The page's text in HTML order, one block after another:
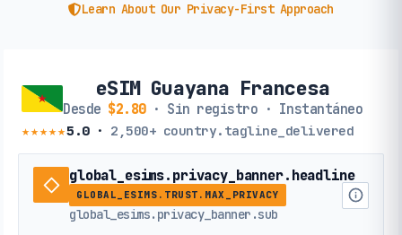
Learn About Our Privacy-First Approach
eSIM Guayana Francesa
Desde $2.80· Sin registro · Instantáneo
★★★★★5.0· 2,500+ country.tagline_delivered
global_esims.privacy_banner.headline
GLOBAL_ESIMS.TRUST.MAX_PRIVACY
global_esims.privacy_banner.sub